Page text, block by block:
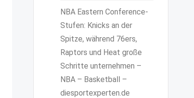
NBA Eastern Conference-
Stufen: Knicks an der
Spitze, während 76ers,
Raptors und Heat große
Schritte unternehmen –
NBA – Basketball –
diesportexperten.de